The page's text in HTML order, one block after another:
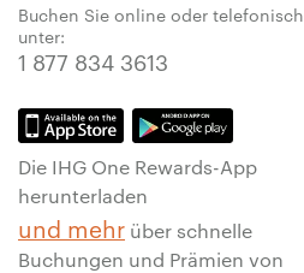
Buchen Sie online oder telefonisch
unter:
1 877 834 3613
Die IHG One Rewards-App
herunterladen
und mehr über schnelle
Buchungen und Prämien von